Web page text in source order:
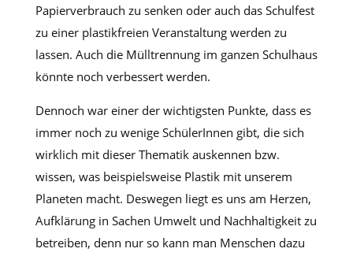
Papierverbrauch zu senken oder auch das Schulfest
zu einer plastikfreien Veranstaltung werden zu
lassen. Auch die Mülltrennung im ganzen Schulhaus
könnte noch verbessert werden.
Dennoch war einer der wichtigsten Punkte, dass es
immer noch zu wenige SchülerInnen gibt, die sich
wirklich mit dieser Thematik auskennen bzw.
wissen, was beispielsweise Plastik mit unserem
Planeten macht. Deswegen liegt es uns am Herzen,
Aufklärung in Sachen Umwelt und Nachhaltigkeit zu
betreiben, denn nur so kann man Menschen dazu